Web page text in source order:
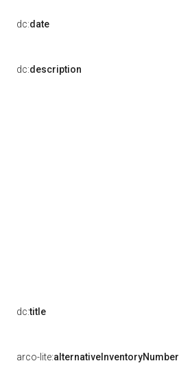
dc:date
dc:description
dc:title
arco-lite:alternativeInventoryNumber